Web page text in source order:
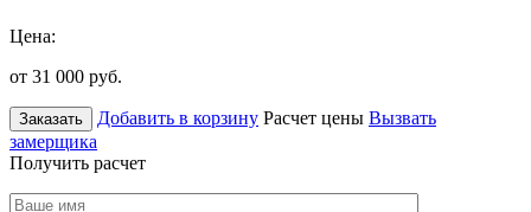
Цена:
от 31 000 руб.
Заказать Добавить в корзину Расчет цены Вызвать
замерщика
Получить расчет